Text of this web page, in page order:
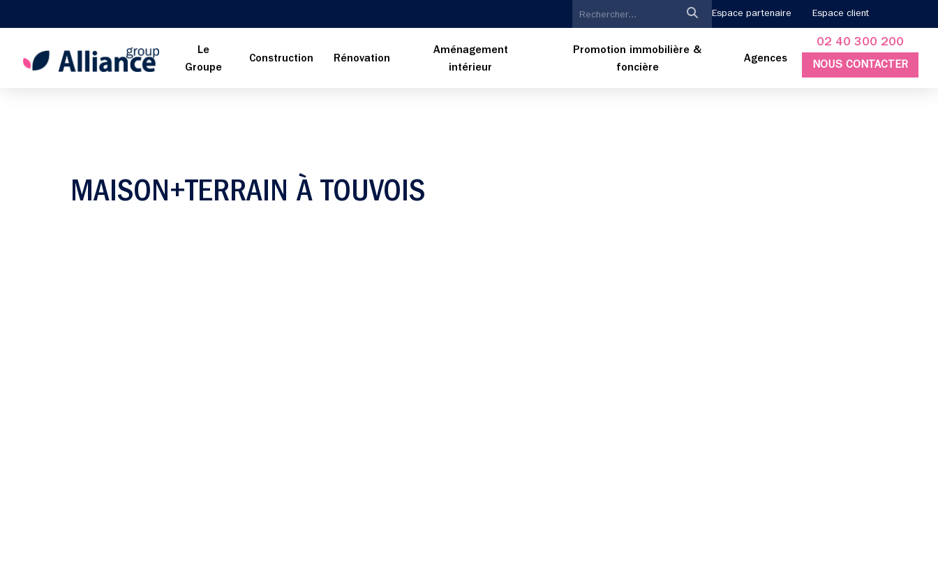
Espace partenaire Espace client
Le
Groupe
Construction Rénovation
Aménagement
intérieur
Promotion immobilière &
foncière
Agences
02 40 300 200
NOUS CONTACTER
MAISON+TERRAIN À TOUVOIS